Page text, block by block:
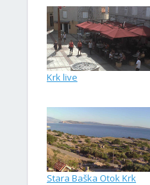
Krk live
Stara Baška Otok Krk